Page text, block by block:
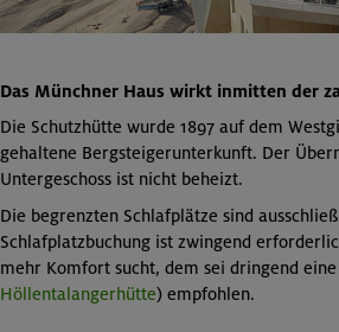
Das Münchner Haus wirkt inmitten der
Die Schutzhütte wurde 1897 auf dem
gehaltene Bergsteigerunterkunft. Der
Untergeschoss ist nicht beheizt.
Die begrenzten Schlafplätze sind
Schlafplatzbuchung ist zwingend
mehr Komfort sucht, dem sei dringend
Höllentalangerhütte) empfohlen.